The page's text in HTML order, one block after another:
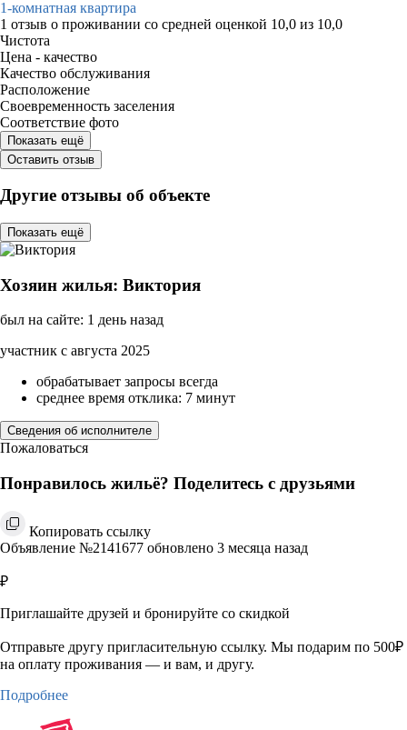
1-комнатная квартира
1 отзыв о проживании со средней оценкой 10,0 из 10,0
Чистота
Цена - качество
Качество обслуживания
Расположение
Своевременность заселения
Соответствие фото
Показать ещё
Оставить отзыв
Другие отзывы об объекте
Показать ещё
Хозяин жилья: Виктория
был на сайте: 1 день назад
участник с августа 2025
обрабатывает запросы всегда
среднее время отклика: 7 минут
Сведения об исполнителе
Пожаловаться
Понравилось жильё? Поделитесь с друзьями
Копировать ссылку
Объявление №2141677 обновлено 3 месяца назад
₽
Приглашайте друзей и бронируйте со скидкой
Отправьте другу пригласительную ссылку. Мы подарим по 500₽
на оплату проживания — и вам, и другу.
Подробнее